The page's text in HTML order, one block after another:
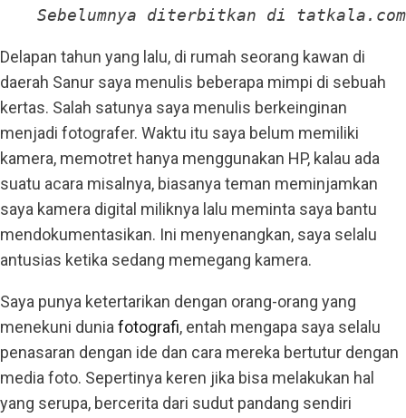
Sebelumnya diterbitkan di tatkala.com
Delapan tahun yang lalu, di rumah seorang kawan di
daerah Sanur saya menulis beberapa mimpi di sebuah
kertas. Salah satunya saya menulis berkeinginan
menjadi fotografer. Waktu itu saya belum memiliki
kamera, memotret hanya menggunakan HP, kalau ada
suatu acara misalnya, biasanya teman meminjamkan
saya kamera digital miliknya lalu meminta saya bantu
mendokumentasikan. Ini menyenangkan, saya selalu
antusias ketika sedang memegang kamera.
Saya punya ketertarikan dengan orang-orang yang
menekuni dunia fotografi, entah mengapa saya selalu
penasaran dengan ide dan cara mereka bertutur dengan
media foto. Sepertinya keren jika bisa melakukan hal
yang serupa, bercerita dari sudut pandang sendiri